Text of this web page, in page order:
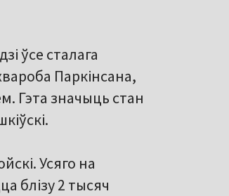
ўсе сталага
Паркінсана,
Гэта значыць стан
Усяго на
блізу 2 тысяч